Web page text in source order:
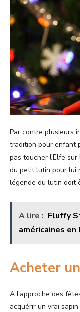
Par contre plusieurs
tradition pour enfant
pas toucher l’Elfe
du petit lutin pour lui
légende du lutin doit
A lire : Fluffy
américaines en
Acheter
A l’approche des
acquérir un vrai